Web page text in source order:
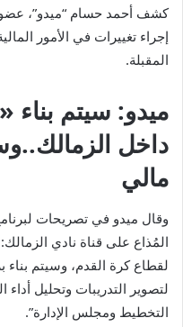
كشف أحمد حسام “ميدو”، عضو
إجراء تغييرات في الأمور
المقبلة.
ميدو: سيتم بناء
داخل
مالي
وقال ميدو في تصريحات
المُذاع على قناة نادي
لقطاع كرة القدم، وسيتم
لتصوير التدريبات وتحليل أداء
التخطيط ومجلس الإدارة”.